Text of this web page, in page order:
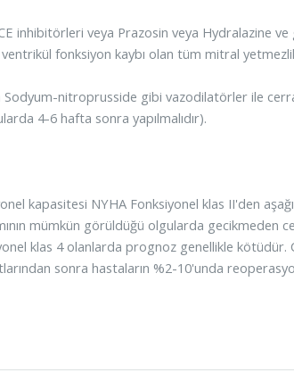
inhibitörleri veya Prazosin veya Hydralazine
fonksiyon kaybı olan tüm mitral
nitroprusside gibi vazodilatörler ile
4-6 hafta sonra yapılmalıdır).
kapasitesi NYHA Fonksiyonel klas II'den
mümkün görüldüğü olgularda gecikmeden
klas 4 olanlarda prognoz genellikle kötüdür.
sonra hastaların %2-10'unda